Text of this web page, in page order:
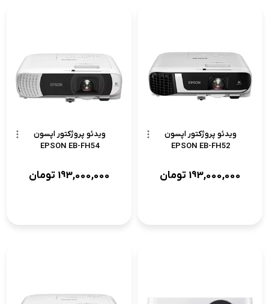
ویدئو پروژکتور اپسون
EPSON EB-FH52
193,000,000 تومان
ویدئو پروژکتور اپسون
EPSON EB-FH54
193,000,000 تومان